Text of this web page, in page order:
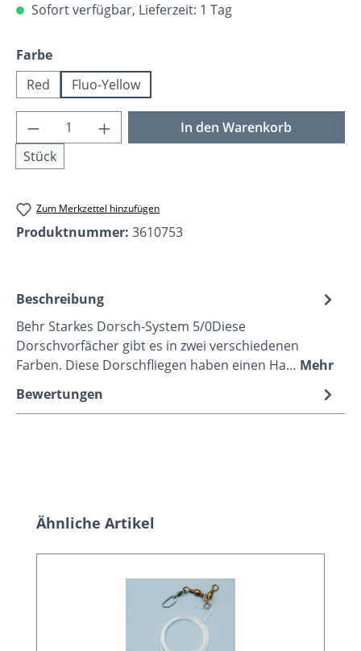
Sofort verfügbar, Lieferzeit: 1 Tag
Farbeauswählen
Red
Fluo-Yellow
Produkt Anzahl: Gib den gewünschten
Stück
In den Warenkorb
Zum Merkzettel hinzufügen
Produktnummer: 3610753
Beschreibung
Behr Starkes Dorsch-System 5/0Diese
Dorschvorfächer gibt es in zwei verschiedenen
Farben. Diese Dorschfliegen haben einen Ha… Mehr
Bewertungen
Produktgalerie überspringen
Ähnliche Artikel